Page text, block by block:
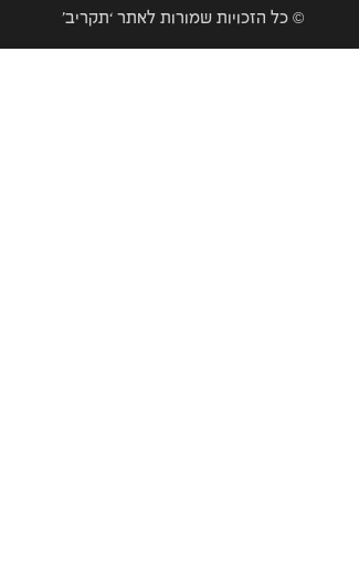
© כל הזכויות שמורות לאתר ‘תקריב’